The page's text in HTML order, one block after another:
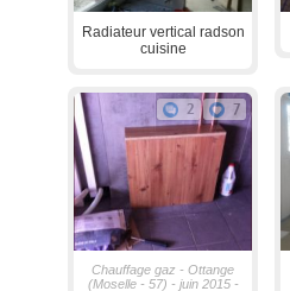
Radiateur vertical radson
cuisine
2 7
Chauffage gaz - Ottange
(Moselle - 57) - juin 2015 -